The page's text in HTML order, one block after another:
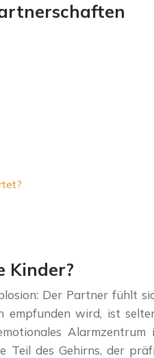
Kinder?
Der Partner fühlt
wird, ist
des Gehirns, der